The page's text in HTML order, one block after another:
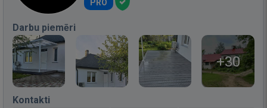
PRO
Darbu piemēri
+30
Kontakti